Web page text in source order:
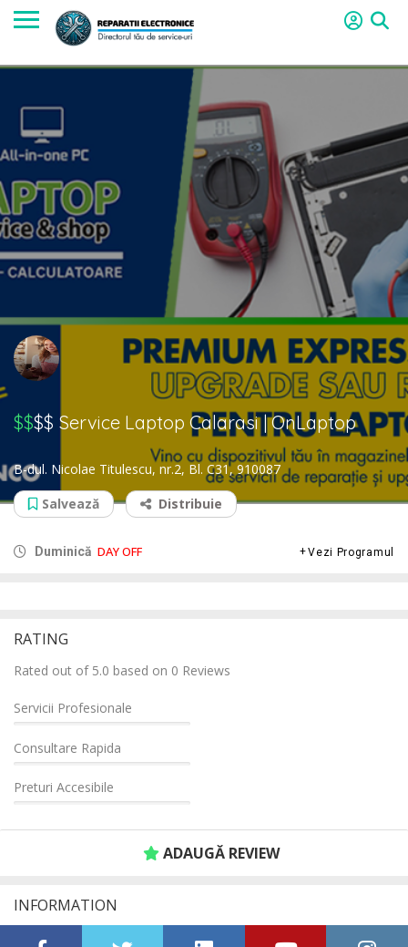
$$$$ Service Laptop Calarasi | OnLaptop
B-dul. Nicolae Titulescu, nr.2, Bl. C31, 910087
Salvează
Distribuie
Duminică DAY OFF Vezi Programul
RATING
Rated out of 5.0 based on 0 Reviews
Servicii Profesionale
Consultare Rapida
Preturi Accesibile
ADAUGĂ REVIEW
INFORMATION